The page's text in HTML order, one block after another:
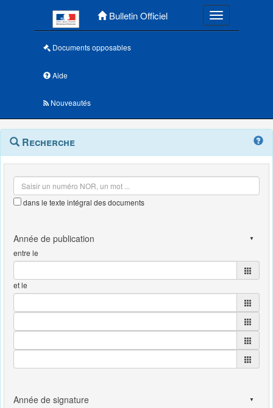
Bulletin Officiel Toggle
Documents opposables
Aide
Nouveautés
Navigation
outils
Menu
contextuel
Recherche
dans le texte intégral des documents
entre le
et le